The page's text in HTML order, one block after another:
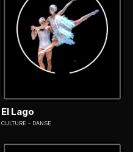
El Lago
CULTURE DANSE